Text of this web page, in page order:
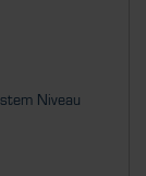
Niveau